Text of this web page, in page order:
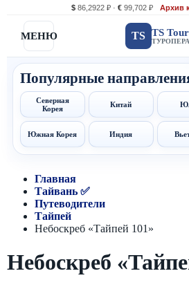
$ 86,2922 ₽ · € 99,702 ₽ Архив
МЕНЮ TS TS
Популярные
Северная
Корея
Китай
Южная Корея Индия
Главная
Тайвань ✅
Путеводители
Тайпей
Небоскреб «Тайпей 101»
Небоскреб